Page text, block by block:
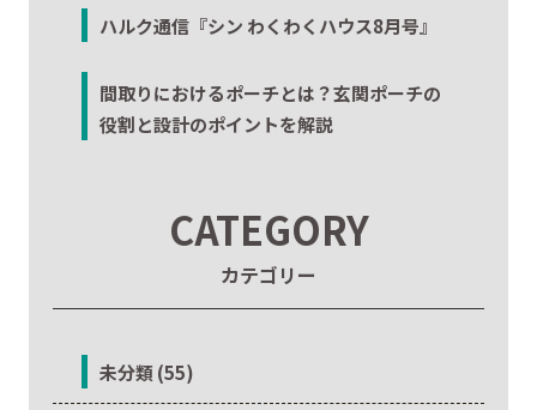
ハルク通信『シン わくわくハウス8月号』
間取りにおけるポーチとは？玄関ポーチの
役割と設計のポイントを解説
CATEGORY
カテゴリー
未分類 (55)